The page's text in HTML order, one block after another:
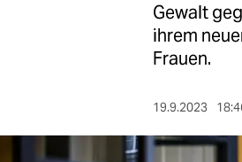
nord
Gewalt
ihrem
Frauen.
19.9.2023